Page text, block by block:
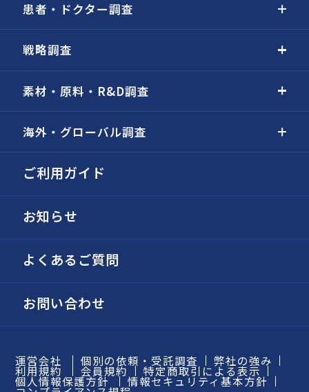
患者・ドクター調査
戦略調査
素材・原料・R&D調査
海外・グローバル調査
ご利用ガイド
お知らせ
よくあるご質問
お問い合わせ
運営会社 個別の依頼・受託調査 弊社の強み
利用規約 会員規約 特定商取引による表示
個人情報保護方針 情報セキュリティ基本方針